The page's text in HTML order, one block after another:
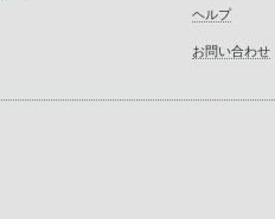
ヘルプ
お問い合わせ